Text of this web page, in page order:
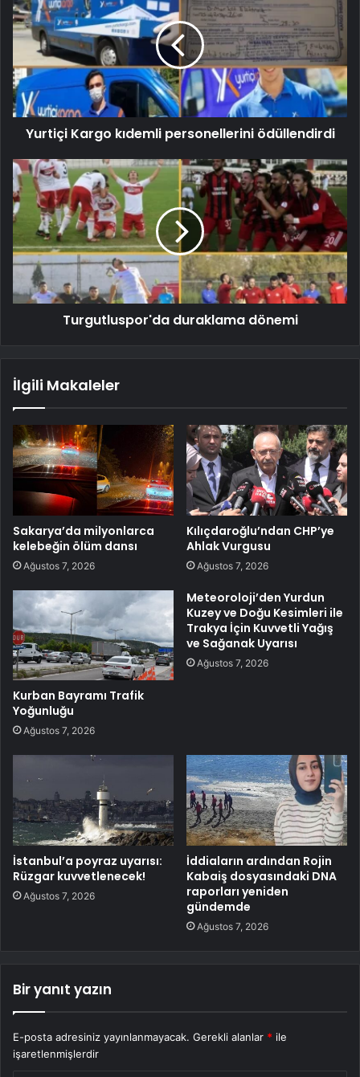
Yurtiçi Kargo kıdemli personellerini ödüllendirdi
Turgutluspor'da duraklama dönemi
İlgili Makaleler
Sakarya’da milyonlarca
kelebeğin ölüm dansı
Ağustos 7, 2026
Kılıçdaroğlu’ndan CHP’ye
Ahlak Vurgusu
Ağustos 7, 2026
Kurban Bayramı Trafik
Yoğunluğu
Ağustos 7, 2026
Meteoroloji’den Yurdun
Kuzey ve Doğu Kesimleri ile
Trakya İçin Kuvvetli Yağış
ve Sağanak Uyarısı
Ağustos 7, 2026
İstanbul’a poyraz uyarısı:
Rüzgar kuvvetlenecek!
Ağustos 7, 2026
İddiaların ardından Rojin
Kabaiş dosyasındaki DNA
raporları yeniden
gündemde
Ağustos 7, 2026
Bir yanıt yazın
E-posta adresiniz yayınlanmayacak. Gerekli alanlar * ile
işaretlenmişlerdir